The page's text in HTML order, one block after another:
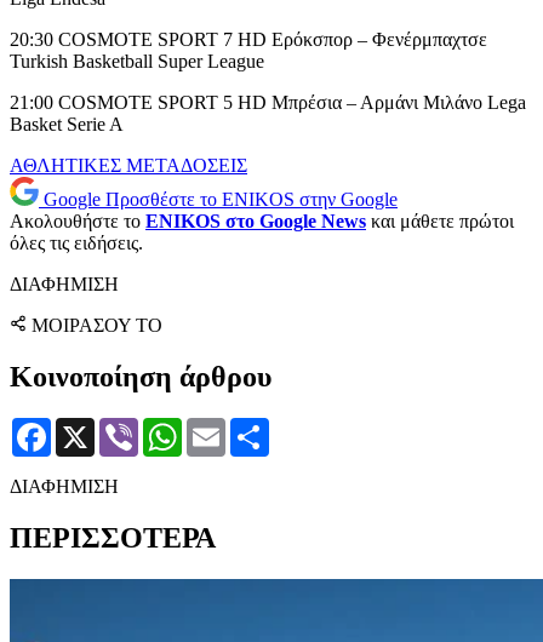
20:30 COSMOTE SPORT 7 HD Ερόκσπορ – Φενέρμπαχτσε
Turkish Basketball Super League
21:00 COSMOTE SPORT 5 HD Μπρέσια – Αρμάνι Μιλάνο Lega
Basket Serie A
ΑΘΛΗΤΙΚΕΣ ΜΕΤΑΔΟΣΕΙΣ
Google Προσθέστε το ENIKOS στην Google
Ακολουθήστε το ENIKOS στο Google News και μάθετε πρώτοι
όλες τις ειδήσεις.
ΔΙΑΦΗΜΙΣΗ
ΜΟΙΡΑΣΟΥ ΤΟ
Κοινοποίηση άρθρου
Facebook
X Viber WhatsApp
Email
ΔΙΑΦΗΜΙΣΗ
ΠΕΡΙΣΣΟΤΕΡΑ